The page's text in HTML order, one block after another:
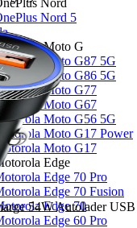
Nord
Nord 5
Moto G
Moto G87 5G
Moto G86 5G
Moto G77
Moto G67
Moto G56 5G
Moto G17 Power
Motorola Moto G17
Edge
Edge 70 Pro
Edge 70 Fusion
Edge 70
Edge 60 Pro
54W Autolader